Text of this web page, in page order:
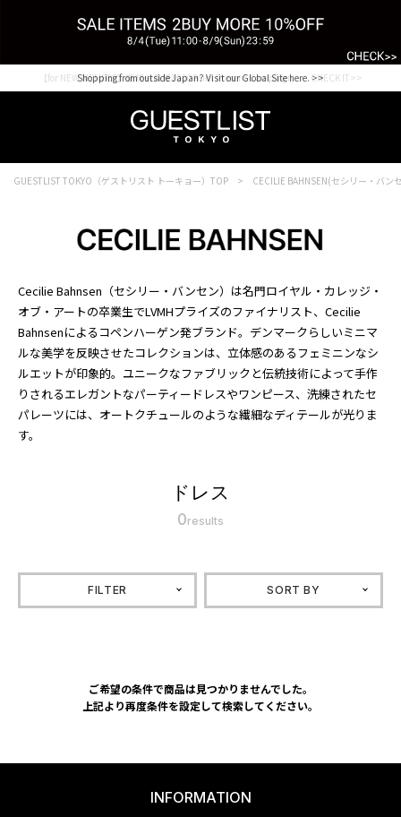
Shopping from outside Japan? Visit our Global Site here. >>
【for NEW MEMBER】新規会員様1000Point Present Campaign CHECK IT>>
GUESTLIST TOKYO（ゲストリスト トーキョー）TOP CECILIE BAHNSEN(セシリー・バン
Cecilie Bahnsen（セシリー・バンセン）は名門ロイヤル・カレッジ・
オブ・アートの卒業生でLVMHプライズのファイナリスト、Cecilie
Bahnsenによるコペンハーゲン発ブランド。デンマークらしいミニマ
ルな美学を反映させたコレクションは、立体感のあるフェミニンなシ
ルエットが印象的。ユニークなファブリックと伝統技術によって手作
りされるエレガントなパーティードレスやワンピース、洗練されたセ
パレーツには、オートクチュールのような繊細なディテールが光りま
す。
ドレス
0results
FILTER SORT BY
ご希望の条件で商品は見つかりませんでした。
上記より再度条件を設定して検索してください。
INFORMATION